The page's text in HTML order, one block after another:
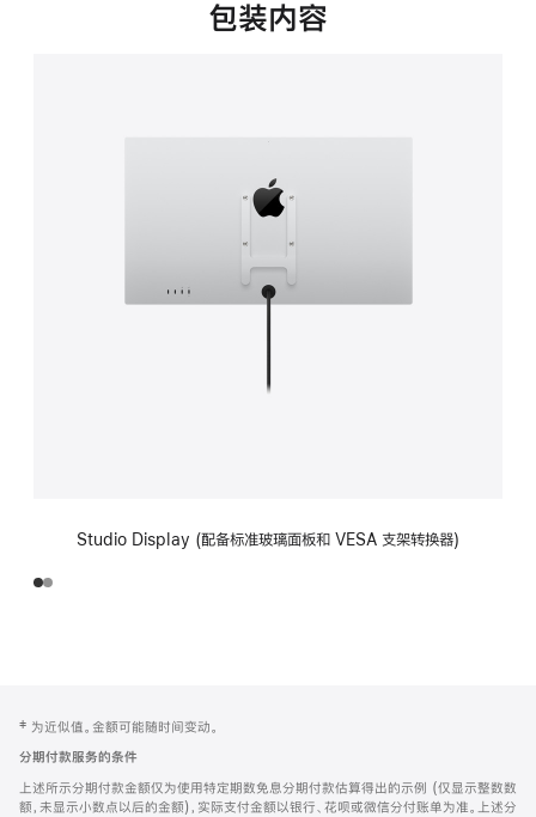
中
包装内容
Studio Display (配备标准玻璃面板和 VESA 支架转换器)
页
页
脚
注
‡ 为近似值。金额可能随时间变动。
分期付款服务的条件
上述所示分期付款金额仅为使用特定期数免息分期付款估算得出的示例 (仅显示整数数
额，未显示小数点以后的金额)，实际支付金额以银行、花呗或微信分付账单为准。上述分